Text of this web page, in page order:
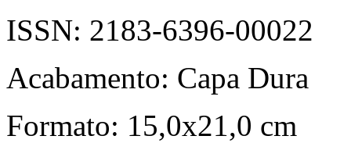
ISSN: 2183-6396-00022
Acabamento: Capa Dura
Formato: 15,0x21,0 cm